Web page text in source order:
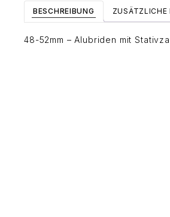
BESCHREIBUNG ZUSÄTZLICHE
48-52mm – Alubriden mit